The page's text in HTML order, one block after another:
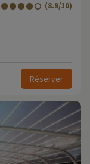
(8.9/10)
Réserver